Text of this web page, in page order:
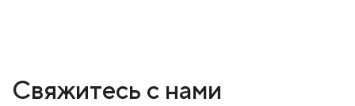
Свяжитесь с нами